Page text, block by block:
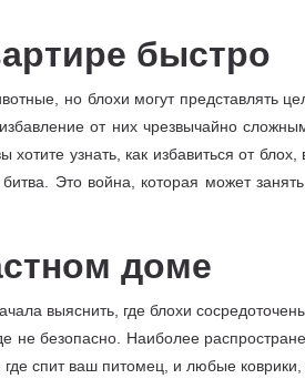
быстро
но блохи могут представлять
от них чрезвычайно
узнать, как избавиться от
Это война, которая может
доме
выяснить, где блохи
не безопасно. Наиболее
спит ваш питомец, и любые